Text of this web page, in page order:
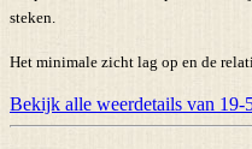
steken.
Het minimale zicht lag op en de
Bekijk alle weerdetails van 19-